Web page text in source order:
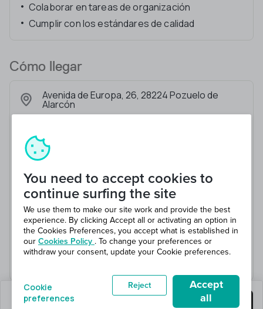
Colaborar en tareas de organización
Cumplir con los estándares de calidad
Cómo llegar
Avenida de Europa, 26, 28224 Pozuelo de
Alarcón
quedan 0 puestos Consigue este trabajo
You need to accept cookies to
continue surfing the site
We use them to make our site work and provide the best
experience. By clicking Accept all or activating an option in
the Cookies Preferences, you accept what is established in
our Cookies Policy . To change your preferences or
withdraw your consent, update your Cookie preferences.
Cookie
preferences
Reject
Accept
all